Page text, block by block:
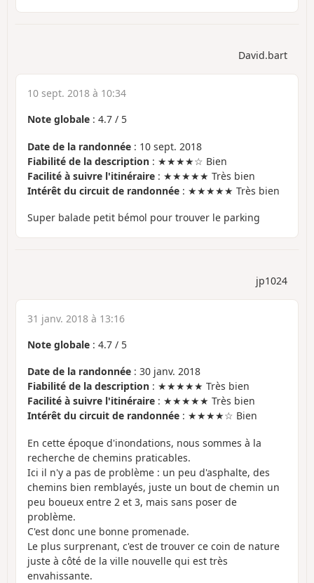
David.bart
10 sept. 2018 à 10:34
Note globale : 4.7 / 5
Date de la randonnée : 10 sept. 2018
Fiabilité de la description : ★★★★☆ Bien
Facilité à suivre l'itinéraire : ★★★★★ Très bien
Intérêt du circuit de randonnée : ★★★★★ Très bien
Super balade petit bémol pour trouver le parking
jp1024
31 janv. 2018 à 13:16
Note globale : 4.7 / 5
Date de la randonnée : 30 janv. 2018
Fiabilité de la description : ★★★★★ Très bien
Facilité à suivre l'itinéraire : ★★★★★ Très bien
Intérêt du circuit de randonnée : ★★★★☆ Bien
En cette époque d'inondations, nous sommes à la
recherche de chemins praticables.
Ici il n'y a pas de problème : un peu d'asphalte, des
chemins bien remblayés, juste un bout de chemin un
peu boueux entre 2 et 3, mais sans poser de
problème.
C'est donc une bonne promenade.
Le plus surprenant, c'est de trouver ce coin de nature
juste à côté de la ville nouvelle qui est très
envahissante.